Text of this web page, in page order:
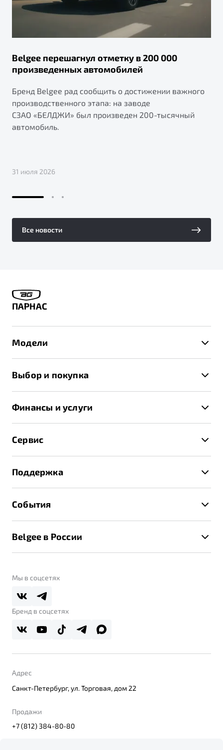
Belgee перешагнул отметку в 200 000
произведенных автомобилей
Бренд Belgee рад сообщить о достижении важного
производственного этапа: на заводе
СЗАО «БЕЛДЖИ» был произведен 200-тысячный
автомобиль.
31 июля 2026
Все новости
ПАРНАС
Модели
X70
Выбор и покупка
Спецпредложения и Акции
Записаться на тест-драйв
Получить предложение
Финансы и услуги
Трейд-ин
Страхование
Расчет КАСКО
Сервис
Руководство по эксплуатации
Техническое обслуживание
Калькулятор ТО
Поддержка
Помощь на дорогах
Belgee Линк
Belgee Плюс
Реферальная программа
События
Контакты
Belgee в России
О дилерском центре
Правовая информация
Мы в соцсетях
Бренд в соцсетях
Адрес
Санкт-Петербург, ул. Торговая, дом 22
Продажи
+7 (812) 384-80-80